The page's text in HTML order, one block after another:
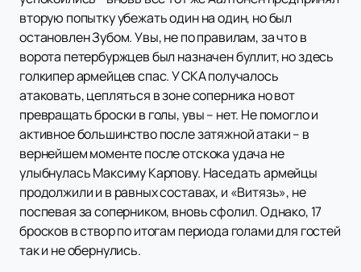
вторую попытку убежать один на один, но был
остановлен Зубом. Увы, не по правилам, за что в
ворота петербуржцев был назначен буллит, но здесь
голкипер армейцев спас. У СКА получалось
атаковать, цепляться в зоне соперника но вот
превращать броски в голы, увы – нет. Не помогло и
активное большинство после затяжной атаки – в
вернейшем моменте после отскока удача не
улыбнулась Максиму Карпову. Наседать армейцы
продолжили и в равных составах, и «Витязь», не
поспевая за соперником, вновь сфолил. Однако, 17
бросков в створ по итогам периода голами для гостей
так и не обернулись.